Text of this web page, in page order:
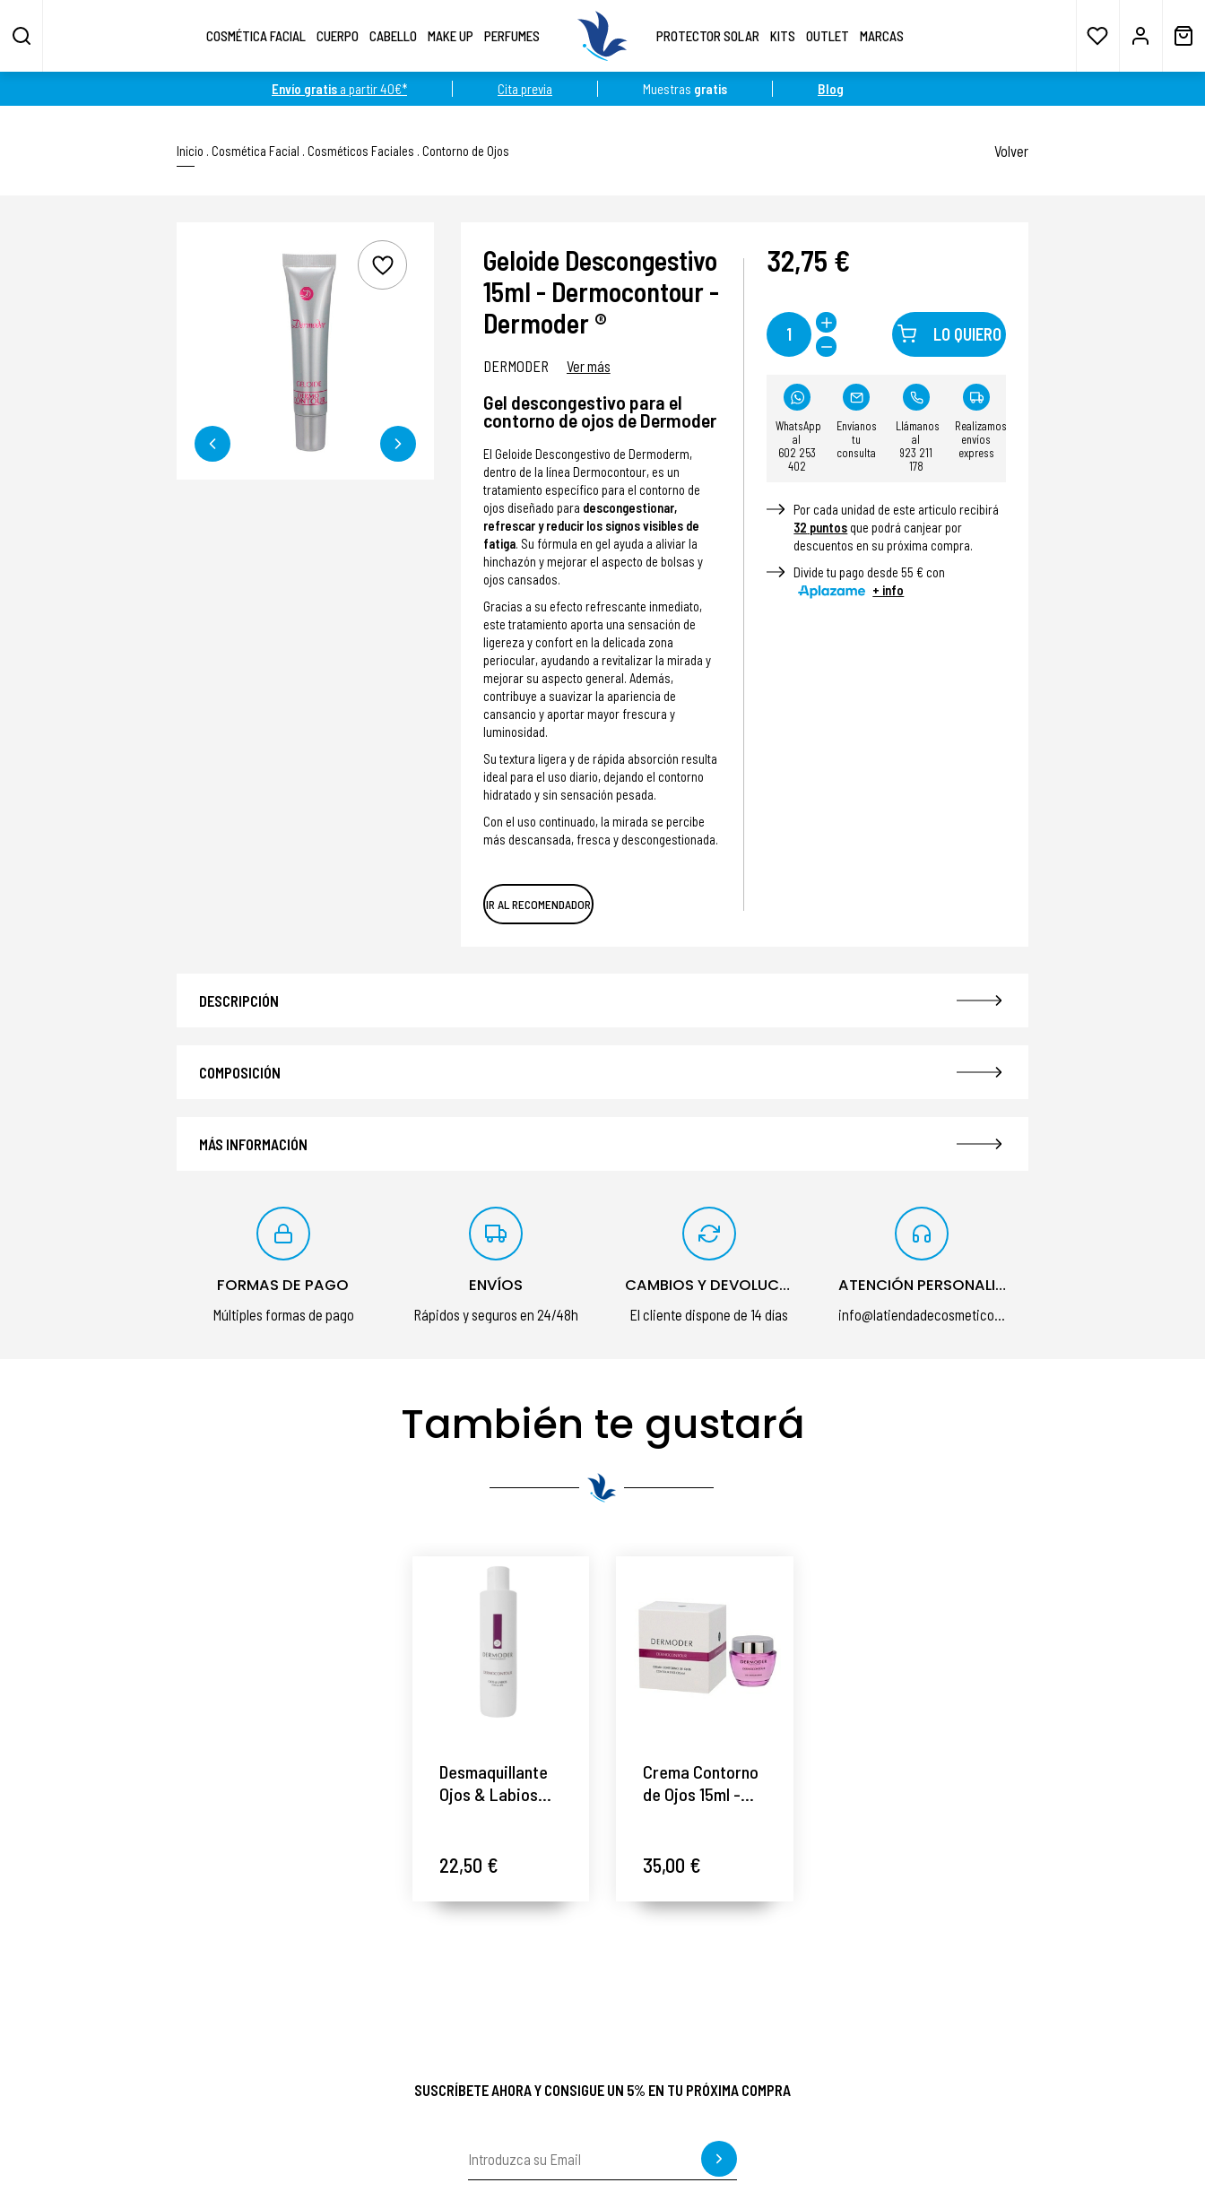
Envío gratis a partir 40€* Cita previa Muestras gratis Blog
COSMÉTICA FACIAL CUERPO CABELLO MAKE UP PERFUMES PROTECTOR SOLAR KITS OUTLET MARCAS
Inicio Cosmética Facial Cosméticos Faciales Contorno de Ojos Volver
Geloide Descongestivo
15ml - Dermocontour -
Dermoder ®
DERMODER Ver más
Gel descongestivo para el
contorno de ojos de Dermoder
El Geloide Descongestivo de Dermoderm,
dentro de la línea Dermocontour, es un
tratamiento específico para el contorno de
ojos diseñado para descongestionar,
refrescar y reducir los signos visibles de
fatiga. Su fórmula en gel ayuda a aliviar la
hinchazón y mejorar el aspecto de bolsas y
ojos cansados.
Gracias a su efecto refrescante inmediato,
este tratamiento aporta una sensación de
ligereza y confort en la delicada zona
periocular, ayudando a revitalizar la mirada y
mejorar su aspecto general. Además,
contribuye a suavizar la apariencia de
cansancio y aportar mayor frescura y
luminosidad.
Su textura ligera y de rápida absorción resulta
ideal para el uso diario, dejando el contorno
hidratado y sin sensación pesada.
Con el uso continuado, la mirada se percibe
más descansada, fresca y descongestionada.
IR AL RECOMENDADOR
32,75 €
1 LO QUIERO
WhatsApp
al
602 253
402
Envíanos
tu
consulta
Llámanos
al
923 211
178
Realizamos
envíos
express
Por cada unidad de este articulo recibirá
32 puntos que podrá canjear por
descuentos en su próxima compra.
Divide tu pago desde 55 € con
+ info
DESCRIPCIÓN
COMPOSICIÓN
MÁS INFORMACIÓN
FORMAS DE PAGO
Múltiples formas de pago
ENVÍOS
Rápidos y seguros en 24/48h
CAMBIOS Y DEVOLUCIONES
El cliente dispone de 14 días
ATENCIÓN PERSONALIZADA
info@latiendadecosmeticos.com
También te gustará
Desmaquillante
Ojos & Labios
Dermoder ®
22,50 €
Crema Contorno
de Ojos 15ml -
35,00 €
SUSCRÍBETE AHORA Y CONSIGUE UN 5% EN TU PRÓXIMA COMPRA